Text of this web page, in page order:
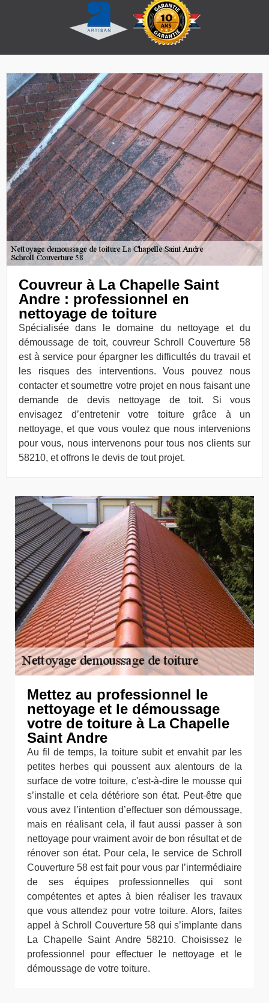
Couvreur à La Chapelle Saint
Andre : professionnel en
nettoyage de toiture
Spécialisée dans le domaine du nettoyage et du
démoussage de toit, couvreur Schroll Couverture 58
est à service pour épargner les difficultés du travail et
les risques des interventions. Vous pouvez nous
contacter et soumettre votre projet en nous faisant une
demande de devis nettoyage de toit. Si vous
envisagez d’entretenir votre toiture grâce à un
nettoyage, et que vous voulez que nous intervenions
pour vous, nous intervenons pour tous nos clients sur
58210, et offrons le devis de tout projet.
Mettez au professionnel le
nettoyage et le démoussage
votre de toiture à La Chapelle
Saint Andre
Au fil de temps, la toiture subit et envahit par les
petites herbes qui poussent aux alentours de la
surface de votre toiture, c'est-à-dire le mousse qui
s’installe et cela détériore son état. Peut-être que
vous avez l’intention d’effectuer son démoussage,
mais en réalisant cela, il faut aussi passer à son
nettoyage pour vraiment avoir de bon résultat et de
rénover son état. Pour cela, le service de Schroll
Couverture 58 est fait pour vous par l’intermédiaire
de ses équipes professionnelles qui sont
compétentes et aptes à bien réaliser les travaux
que vous attendez pour votre toiture. Alors, faites
appel à Schroll Couverture 58 qui s’implante dans
La Chapelle Saint Andre 58210. Choisissez le
professionnel pour effectuer le nettoyage et le
démoussage de votre toiture.